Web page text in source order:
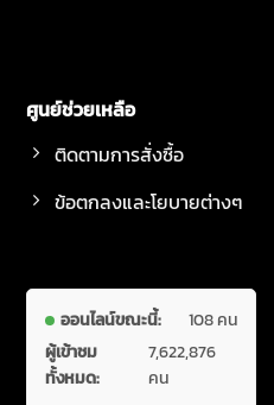
ศูนย์ช่วยเหลือ
ติดตามการสั่งซื้อ
ข้อตกลงและโยบายต่างๆ
ออนไลน์ขณะนี้:
108 คน
ผู้เข้าชม
ทั้งหมด:
7,622,876
คน